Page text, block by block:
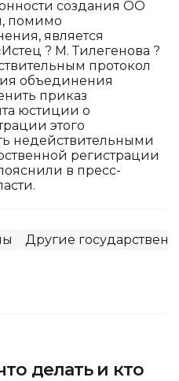
создания ОО
помимо
является
? М. Тилегенова ?
протокол
объединения
приказ
юстиции о
этого
недействительными
регистрации
в пресс-
Другие
делать и кто